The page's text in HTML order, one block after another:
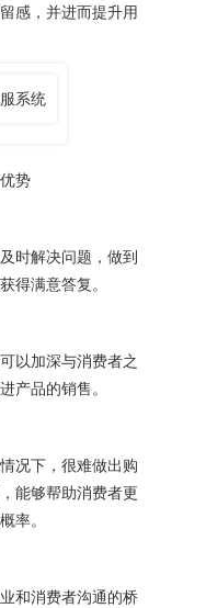
感，并进而提升用
势
时解决问题，做到
得满意答复。
以加深与消费者之
产品的销售。
况下，很难做出购
能够帮助消费者更
率。
和消费者沟通的桥